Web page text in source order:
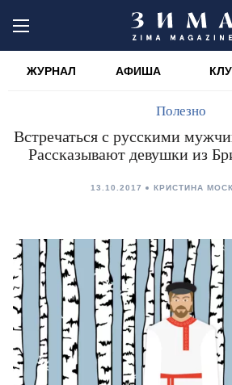
ЖУРНАЛ АФИША
Полезно
Встречаться с русскими
Рассказывают девушки из
13.10.2017 КРИСТИНА